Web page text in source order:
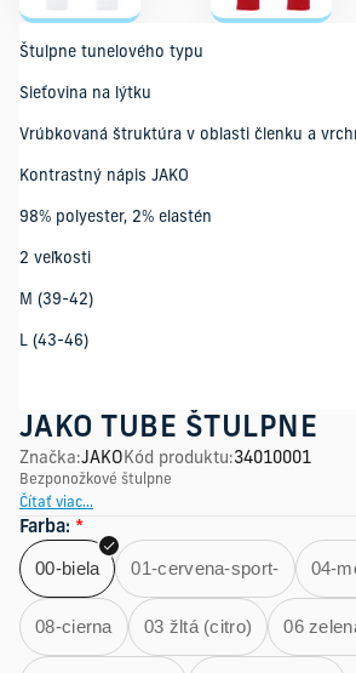
Štulpne tunelového typu
Sieťovina na lýtku
Vrúbkovaná štruktúra v oblasti členku a
Kontrastný nápis JAKO
98% polyester, 2% elastén
2 veľkosti
M (39-42)
L (43-46)
JAKO TUBE ŠTULPNE
Značka:JAKOKód produktu:34010001
Bezponožkové štulpne
Čítať viac...
Farba: *
00-biela 01-cervena-sport- 04-
08-cierna 03 žltá (citro) 06